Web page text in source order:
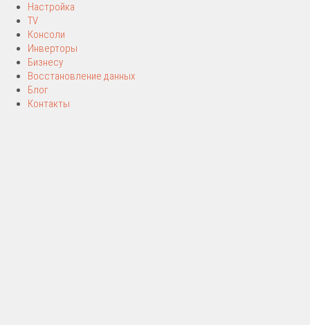
Настройка
TV
Консоли
Инверторы
Бизнесу
Восстановление данных
Блог
Контакты